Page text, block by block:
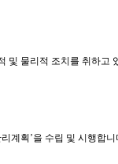
및 물리적 조치를 취하고
계획’을 수립 및 시행합니